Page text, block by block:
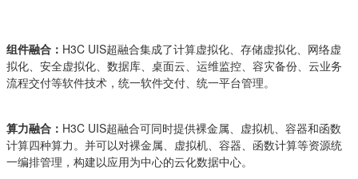
组件融合： H3C UIS超融合集成了计算虚拟化、存储虚拟化、网络虚
拟化、安全虚拟化、数据库、桌面云、运维监控、容灾备份、云业务
流程交付等软件技术，统一软件交付、统一平台管理。
算力融合： H3C UIS超融合可同时提供裸金属、虚拟机、容器和函数
计算四种算力。并可以对裸金属、虚拟机、容器、函数计算等资源统
一编排管理，构建以应用为中心的云化数据中心。